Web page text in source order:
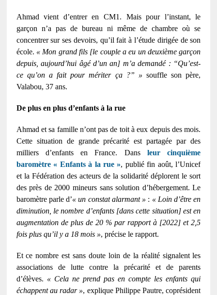
Ahmad vient d’entrer en CM1. Mais pour l’instant, le
garçon n’a pas de bureau ni même de chambre où se
concentrer sur ses devoirs, qu’il fait à l’étude dirigée de son
école. « Mon grand fils [le couple a eu un deuxième garçon
depuis, aujourd’hui âgé d’un an] m’a demandé : “Qu’est-
ce qu’on a fait pour mériter ça ?” » souffle son père,
Valabou, 37 ans.
De plus en plus d’enfants à la rue
Ahmad et sa famille n’ont pas de toit à eux depuis des mois.
Cette situation de grande précarité est partagée par des
milliers d’enfants en France. Dansleur cinquième
baromètre « Enfants à la rue », publié fin août, l’Unicef
et la Fédération des acteurs de la solidarité déplorent le sort
des près de 2000 mineurs sans solution d’hébergement. Le
baromètre parle d’« un constat alarmant » : « Loin d’être en
diminution, le nombre d’enfants [dans cette situation] est en
augmentation de plus de 20 % par rapport à [2022] et 2,5
fois plus qu’il y a 18 mois », précise le rapport.
Et ce nombre est sans doute loin de la réalité signalent les
associations de lutte contre la précarité et de parents
d’élèves. « Cela ne prend pas en compte les enfants qui
échappent au radar », explique Philippe Pautre, coprésident